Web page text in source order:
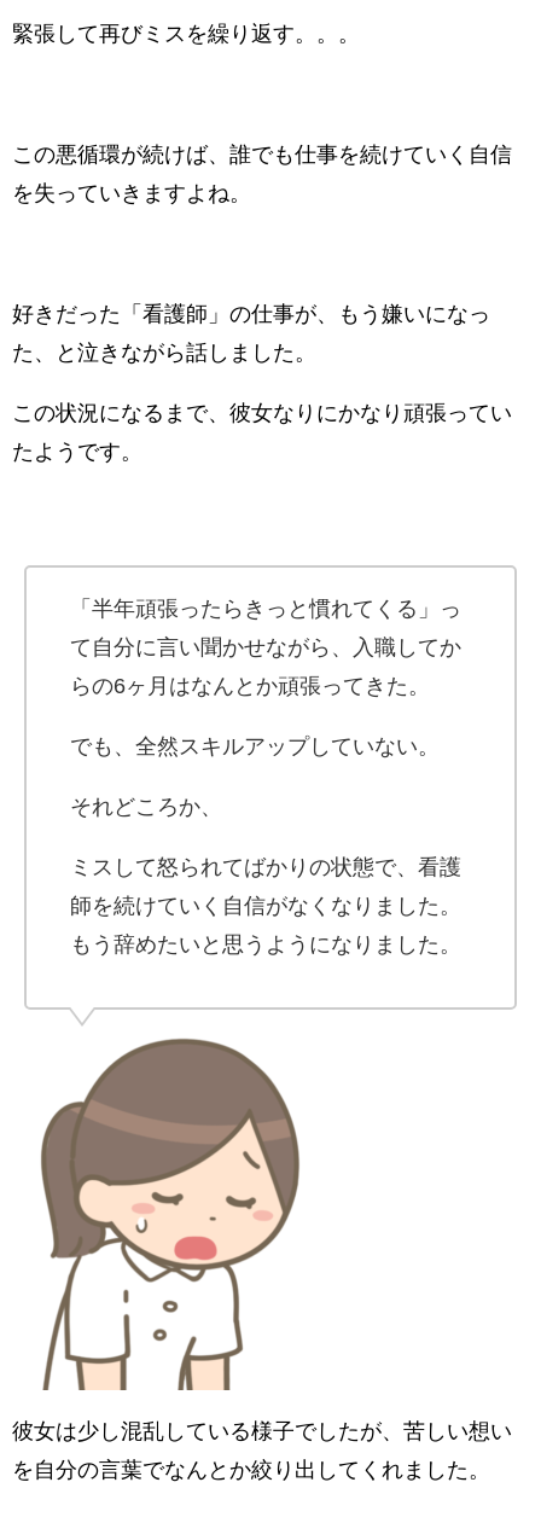
緊張して再びミスを繰り返す。。。
この悪循環が続けば、誰でも仕事を続けていく自信
を失っていきますよね。
好きだった「看護師」の仕事が、もう嫌いになっ
た、と泣きながら話しました。
この状況になるまで、彼女なりにかなり頑張ってい
たようです。
「半年頑張ったらきっと慣れてくる」っ
て自分に言い聞かせながら、入職してか
らの6ヶ月はなんとか頑張ってきた。
でも、全然スキルアップしていない。
それどころか、
ミスして怒られてばかりの状態で、看護
師を続けていく自信がなくなりました。
もう辞めたいと思うようになりました。
彼女は少し混乱している様子でしたが、苦しい想い
を自分の言葉でなんとか絞り出してくれました。